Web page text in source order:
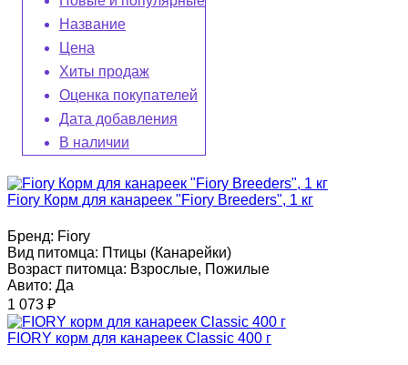
Название
Цена
Хиты продаж
Оценка покупателей
Дата добавления
В наличии
Fiory Корм для канареек "Fiory Breeders", 1 кг
Бренд: Fiory
Вид питомца: Птицы (Канарейки)
Возраст питомца: Взрослые, Пожилые
Авито: Да
1 073 ₽
FIORY корм для канареек Classic 400 г